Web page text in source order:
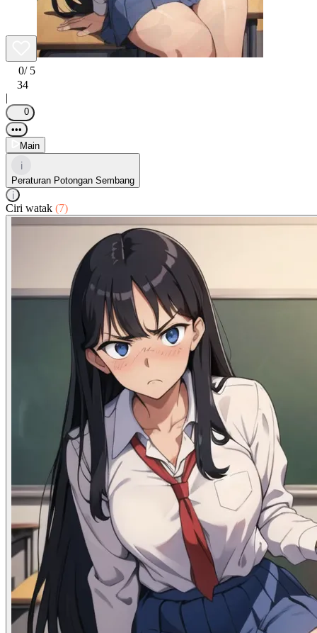
0/ 5
34
|
0
•••
Main
i
Peraturan Potongan Sembang
i
Ciri watak (7)